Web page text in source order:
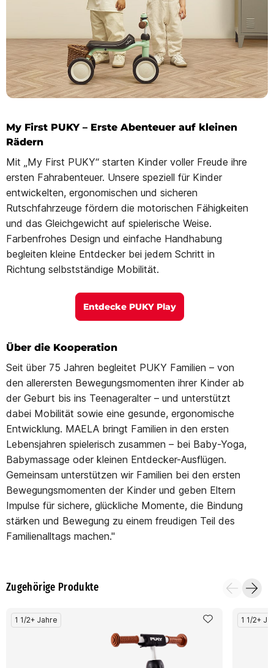
My First PUKY – Erste Abenteuer auf kleinen
Rädern
Mit „My First PUKY“ starten Kinder voller Freude ihre
ersten Fahrabenteuer. Unsere speziell für Kinder
entwickelten, ergonomischen und sicheren
Rutschfahrzeuge fördern die motorischen Fähigkeiten
und das Gleichgewicht auf spielerische Weise.
Farbenfrohes Design und einfache Handhabung
begleiten kleine Entdecker bei jedem Schritt in
Richtung selbstständige Mobilität.
Entdecke PUKY Play
Über die Kooperation
Seit über 75 Jahren begleitet PUKY Familien – von
den allerersten Bewegungsmomenten ihrer Kinder ab
der Geburt bis ins Teenageralter – und unterstützt
dabei Mobilität sowie eine gesunde, ergonomische
Entwicklung. MAELA bringt Familien in den ersten
Lebensjahren spielerisch zusammen – bei Baby-Yoga,
Babymassage oder kleinen Entdecker-Ausflügen.
Gemeinsam unterstützen wir Familien bei den ersten
Bewegungsmomenten der Kinder und geben Eltern
Impulse für sichere, glückliche Momente, die Bindung
stärken und Bewegung zu einem freudigen Teil des
Familienalltags machen."
Zugehörige Produkte
1 1/2+ Jahre 1 1/2+